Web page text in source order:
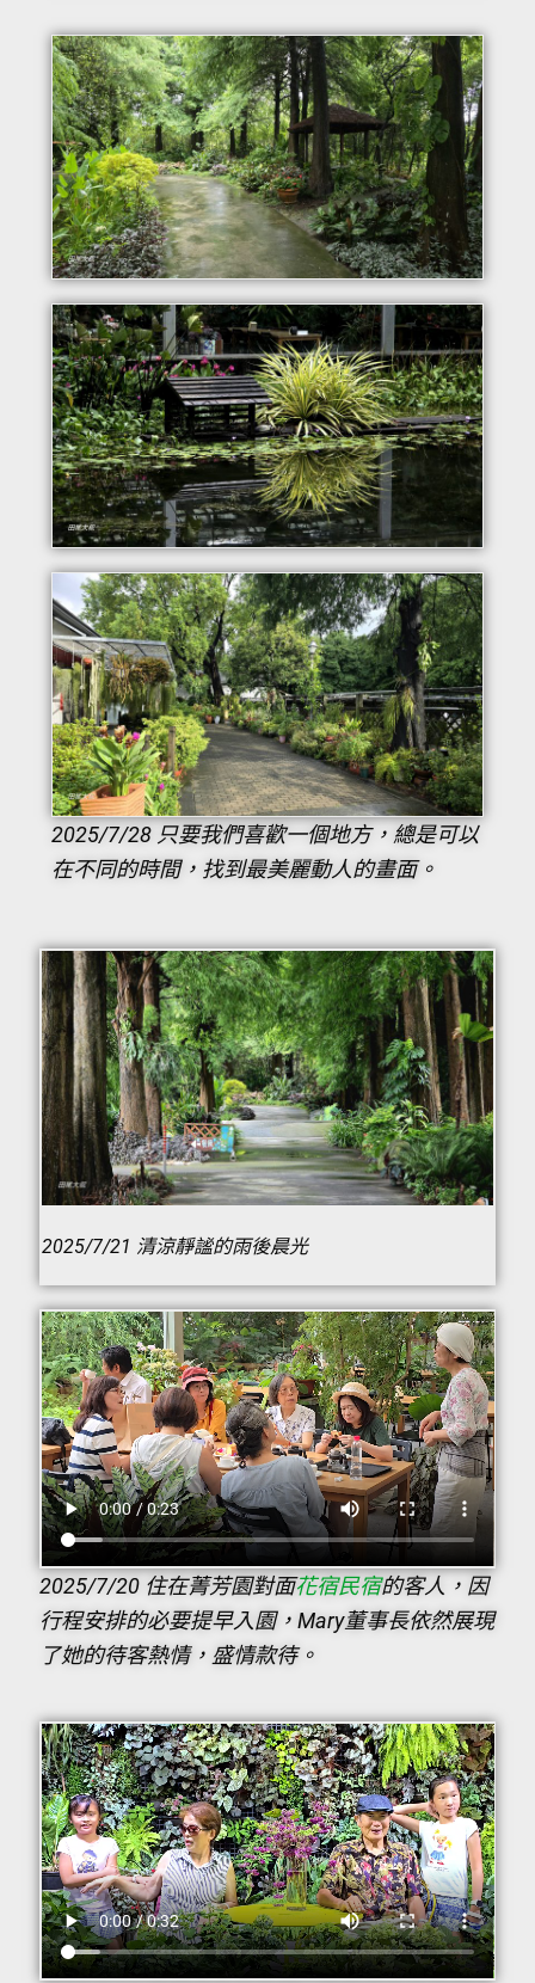
2025/7/28 只要我們喜歡一個地方，總是可以
在不同的時間，找到最美麗動人的畫面。
2025/7/21 清涼靜謐的雨後晨光
2025/7/20 住在菁芳園對面花宿民宿的客人，因
行程安排的必要提早入園，Mary董事長依然展現
了她的待客熱情，盛情款待。